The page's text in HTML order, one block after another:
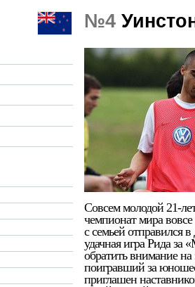
№4
Совсем молодой 21-
чемпионат мира вовсе
с семьей отправился
удачная игра Рида за
обратить внимание на
поигравший за
приглашен